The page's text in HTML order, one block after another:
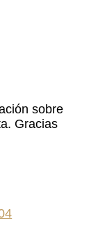
sobre
Gracias